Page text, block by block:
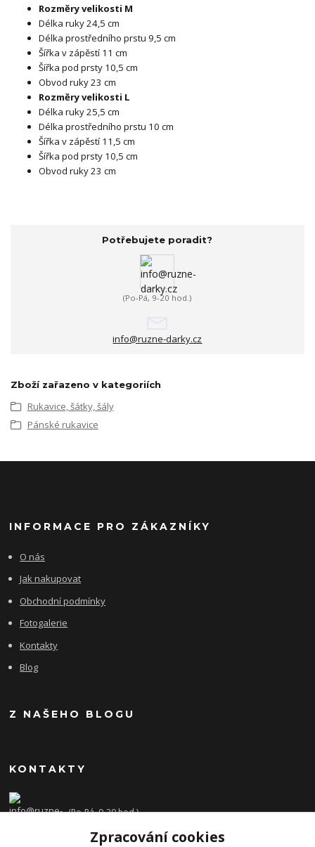
Rozměry velikosti M
Délka ruky 24,5 cm
Délka prostředního prstu 9,5 cm
Šířka v zápěstí 11 cm
Šířka pod prsty 10,5 cm
Obvod ruky 23 cm
Rozměry velikosti L
Délka ruky 25,5 cm
Délka prostředního prstu 10 cm
Šířka v zápěstí 11,5 cm
Šířka pod prsty 10,5 cm
Obvod ruky 23 cm
Potřebujete poradit?
(Po-Pá, 9-20 hod.)
info@ruzne-darky.cz
Zboží zařazeno v kategoriích
Rukavice, šátky, šály
Pánské rukavice
INFORMACE PRO ZÁKAZNÍKY
O nás
Jak nakupovat
Obchodní podmínky
Fotogalerie
Kontakty
Blog
Z NAŠEHO BLOGU
KONTAKTY
(Po-Pá, 9-20 hod.)
Zpracování cookies